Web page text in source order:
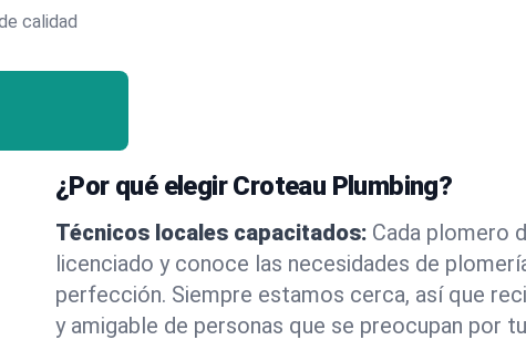
calidad
¿Por qué elegir Croteau Plumbing?
Técnicos locales capacitados: Cada plomero
licenciado y conoce las necesidades de
perfección. Siempre estamos cerca, así que
y amigable de personas que se preocupan por